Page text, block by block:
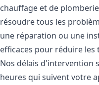
chauffage et de
résoudre tous les
une réparation ou une
efficaces pour réduire
Nos délais d'intervention
heures qui suivent votre